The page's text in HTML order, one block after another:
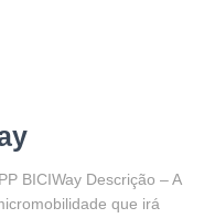
BICIWay Descrição – A
que irá